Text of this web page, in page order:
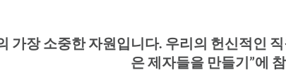
가장 소중한 자원입니다. 우리의 헌신적인
은 제자들을 만들기”에